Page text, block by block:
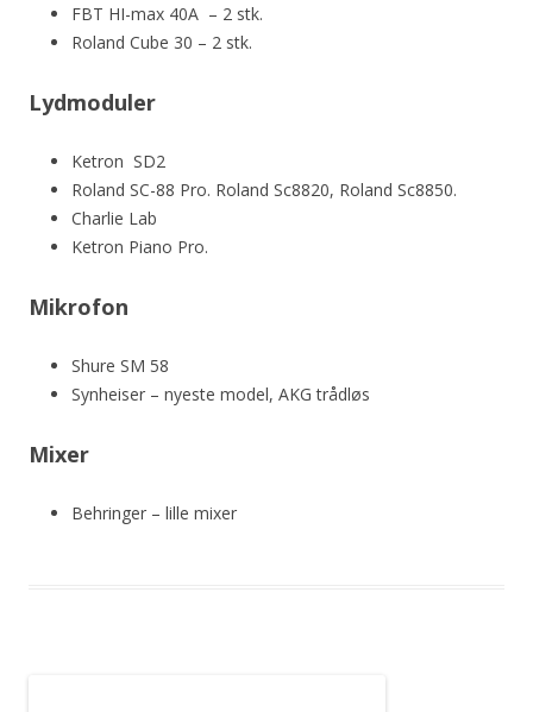
FBT HI-max 40A – 2 stk.
Roland Cube 30 – 2 stk.
Lydmoduler
Ketron SD2
Roland SC-88 Pro. Roland Sc8820, Roland Sc8850.
Charlie Lab
Ketron Piano Pro.
Mikrofon
Shure SM 58
Synheiser – nyeste model, AKG trådløs
Mixer
Behringer – lille mixer